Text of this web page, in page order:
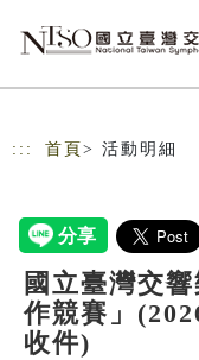
::: 首頁 > 活動明細
國立臺灣交
作競賽」
收件)